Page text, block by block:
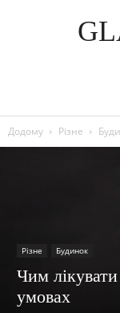
Додому Різне
Різне Будинок
Чим
умовах